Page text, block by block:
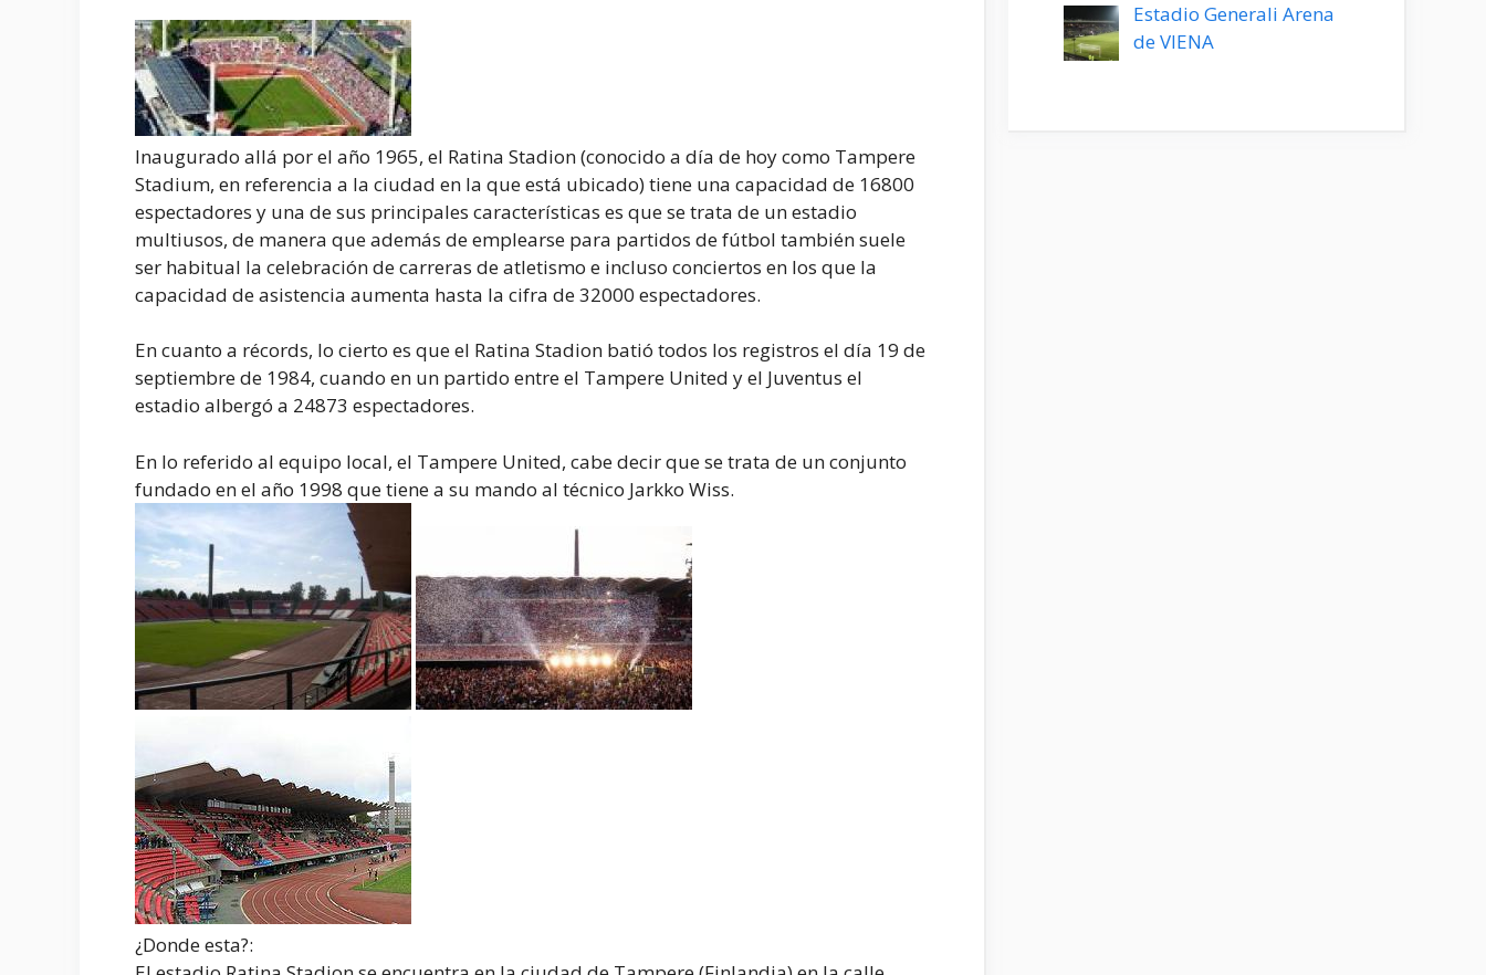
Inaugurado allá por el año 1965, el Ratina Stadion (conocido a día de hoy como Tampere
Stadium, en referencia a la ciudad en la que está ubicado) tiene una capacidad de 16800
espectadores y una de sus principales características es que se trata de un estadio
multiusos, de manera que además de emplearse para partidos de fútbol también suele
ser habitual la celebración de carreras de atletismo e incluso conciertos en los que la
capacidad de asistencia aumenta hasta la cifra de 32000 espectadores.
En cuanto a récords, lo cierto es que el Ratina Stadion batió todos los registros el día 19 de
septiembre de 1984, cuando en un partido entre el Tampere United y el Juventus el
estadio albergó a 24873 espectadores.
En lo referido al equipo local, el Tampere United, cabe decir que se trata de un conjunto
fundado en el año 1998 que tiene a su mando al técnico Jarkko Wiss.
¿Donde esta?:
Estadio Generali Arena
de VIENA